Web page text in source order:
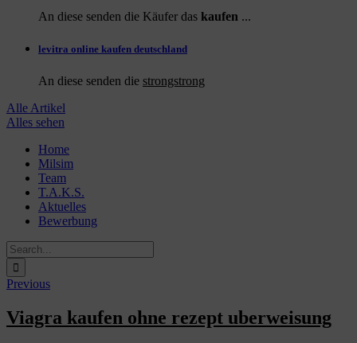
An diese senden die Käufer das kaufen ...
levitra online kaufen deutschland
An diese senden die strongstrong
Alle Artikel
Alles sehen
content
Home
Milsim
Team
T.A.K.S.
Aktuelles
Bewerbung
Search
for:
Previous
Viagra kaufen ohne rezept uberweisung